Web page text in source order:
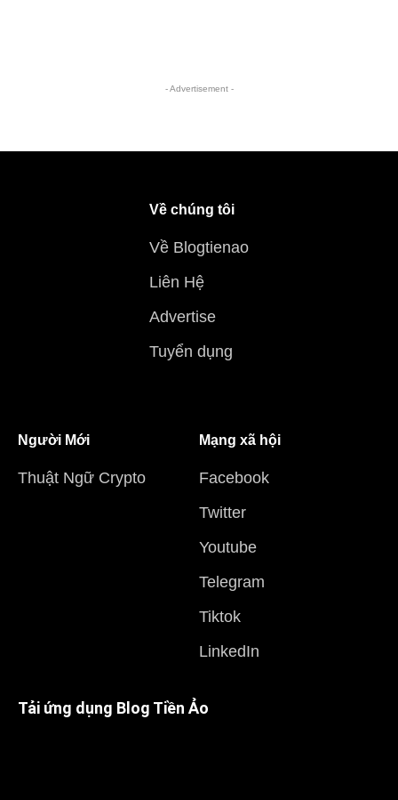
- Advertisement -
Về chúng tôi
Về Blogtienao
Liên Hệ
Advertise
Tuyển dụng
Người Mới
Thuật Ngữ Crypto
Mạng xã hội
Facebook
Twitter
Youtube
Telegram
Tiktok
LinkedIn
Tải ứng dụng Blog Tiền Ảo